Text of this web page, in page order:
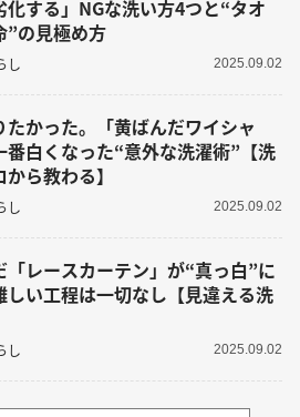
化する」NGな洗い方4つと“タオ
”の見極め方
し 2025.09.02
たかった。「黄ばんだワイシャ
番白くなった“意外な洗濯術”【洗
ら教わる】
し 2025.09.02
「レースカーテン」が“真っ白”に
しい工程は一切なし【見違える洗
し 2025.09.02